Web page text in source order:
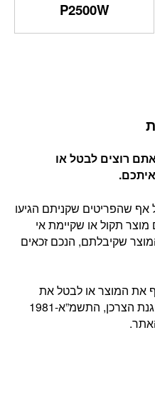
P2500W
רוצים לבטל או
.
שהפריטים שקניתם הגיעו
תקול או שקיימת אי
שקיבלתם, הנכם זכאים
את המוצר או לבטל את
העסקה, בהתאם להוראות חוק הגנת הצרכן, התשמ”א-1981